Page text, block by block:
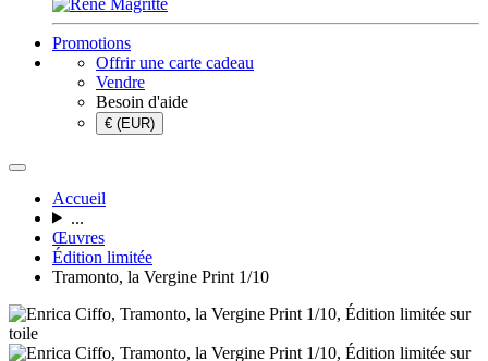
Promotions
Offrir une carte cadeau
Vendre
Besoin d'aide
€ (EUR)
Accueil
...
Œuvres
Édition limitée
Tramonto, la Vergine Print 1/10